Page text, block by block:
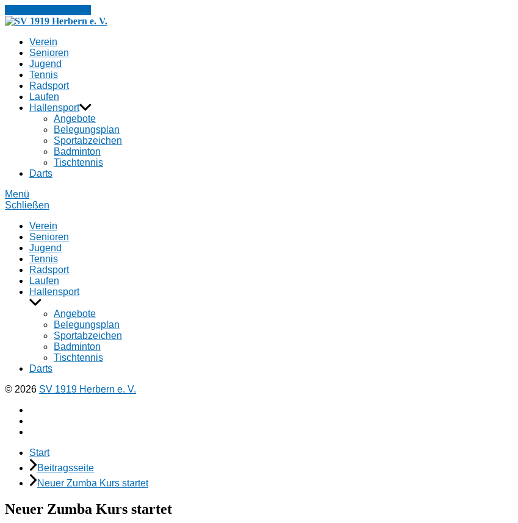
Verein
Senioren
Jugend
Tennis
Radsport
Laufen
Hallensport
Angebote
Belegungsplan
Sportabzeichen
Badminton
Tischtennis
Darts
Menü
Schließen
Verein
Senioren
Jugend
Tennis
Radsport
Laufen
Hallensport
Untermenü
anzeigenAngebote
Belegungsplan
Sportabzeichen
Badminton
Tischtennis
Darts
© 2026 SV 1919 Herbern e. V.
Start
Beitragsseite
Neuer Zumba Kurs startet
Neuer Zumba Kurs startet